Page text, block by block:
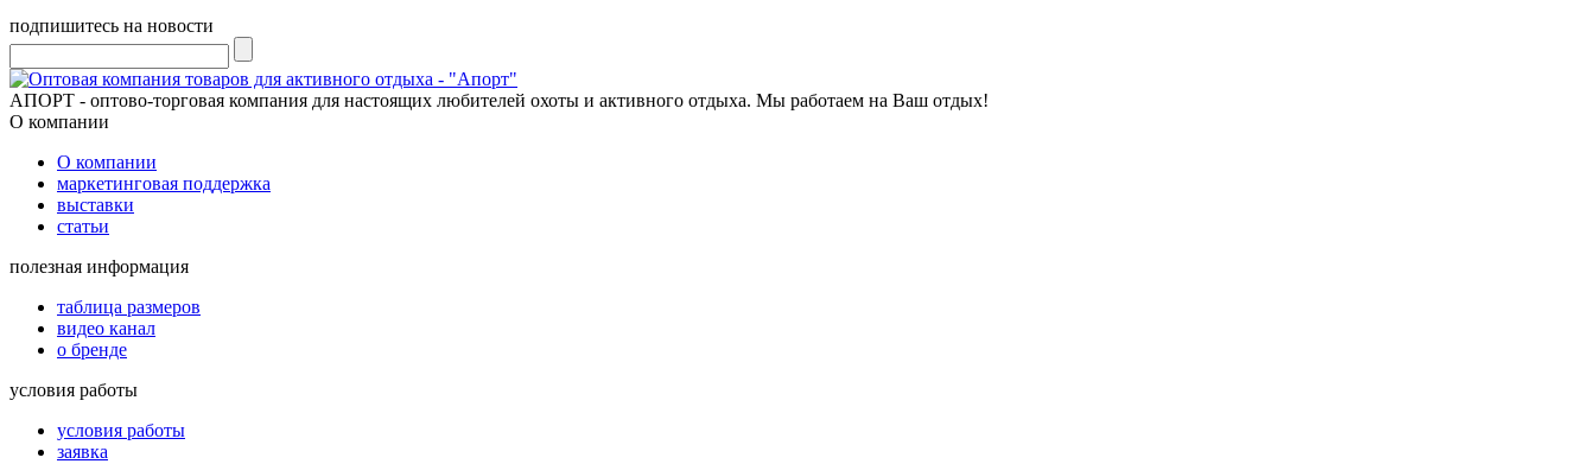
подпишитесь на новости
АПОРТ - оптово-торговая компания для настоящих любителей охоты и активного отдыха. Мы работаем на Ваш отдых!
О компании
О компании
маркетинговая поддержка
выставки
статьи
полезная информация
таблица размеров
видео канал
о бренде
условия работы
условия работы
заявка